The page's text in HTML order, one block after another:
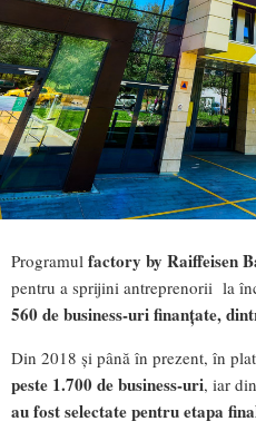
Programul factory by Raiffeisen
pentru a sprijini antreprenorii la
560 de business-uri finanțate,
Din 2018 și până în prezent, în
peste 1.700 de business-uri, iar
au fost selectate pentru etapa